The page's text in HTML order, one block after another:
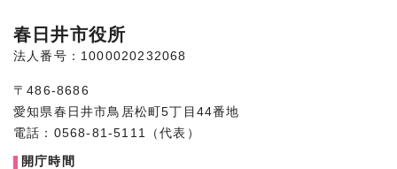
春日井市役所
法人番号：1000020232068
〒486-8686
愛知県春日井市鳥居松町5丁目44番地
電話：0568-81-5111（代表）
開庁時間